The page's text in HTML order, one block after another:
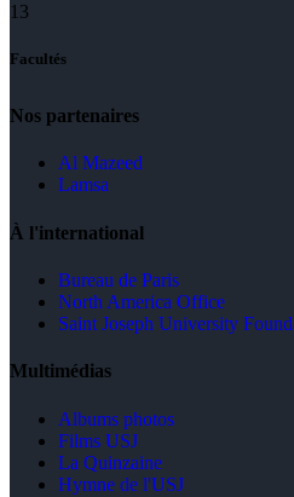
13
Facultés
Nos partenaires
Al Mazeed
Lamsa
À l'international
Bureau de Paris
North America Office
Saint Joseph University
Multimédias
Albums photos
Films USJ
La Quinzaine
Hymne de l'USJ